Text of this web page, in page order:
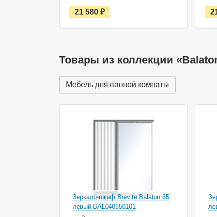
е
с
а
л
ч
и
и
21 580
Товары из коллекции
Мебель для ванной комнаты
Зеркало-шкаф Brevita Balaton 65
левый BAL040650101